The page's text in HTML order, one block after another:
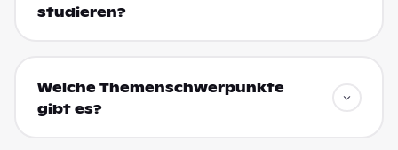
studieren?
Welche Themenschwerpunkte
gibt es?